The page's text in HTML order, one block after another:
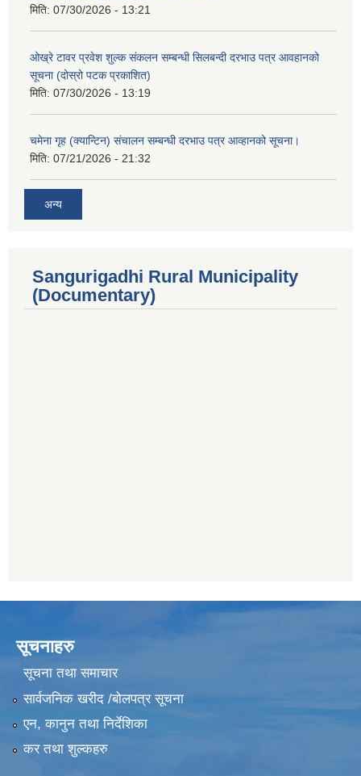
मिति: 07/30/2026 - 13:21
ओख्रे टावर प्रवेश शुल्क संकलन सम्बन्धी सिलबन्दी दरभाउ पत्र आवहानको
सूचना (दोस्रो पटक प्रकाशित)
मिति: 07/30/2026 - 13:19
चमेना गृह (क्यान्टिन) संचालन सम्बन्धी दरभाउ पत्र आव्हानको सूचना।
मिति: 07/21/2026 - 21:32
अन्य
Sangurigadhi Rural Municipality
(Documentary)
सूचनाहरु
सूचना तथा समाचार
सार्वजनिक खरीद /बोलपत्र सूचना
एन, कानुन तथा निर्देशिका
कर तथा शुल्कहरु